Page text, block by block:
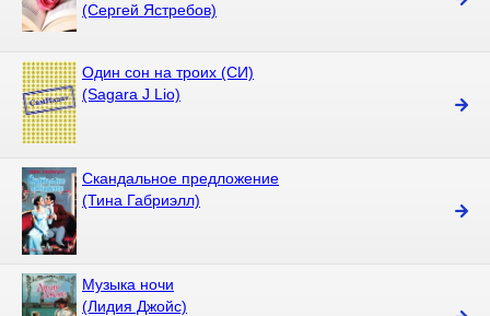
(Сергей Ястребов)
Один сон на троих (СИ)
(Sagara J Lio)
Скандальное предложение
(Тина Габриэлл)
Музыка ночи
(Лидия Джойс)